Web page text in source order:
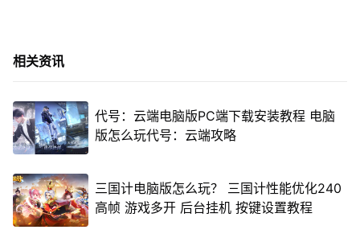
相关资讯
代号：云端电脑版PC端下载安装教程 电脑
版怎么玩代号：云端攻略
三国计电脑版怎么玩？ 三国计性能优化240
高帧 游戏多开 后台挂机 按键设置教程